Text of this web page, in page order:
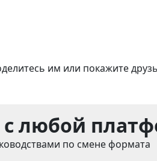
им или покажите
любой
по смене формата